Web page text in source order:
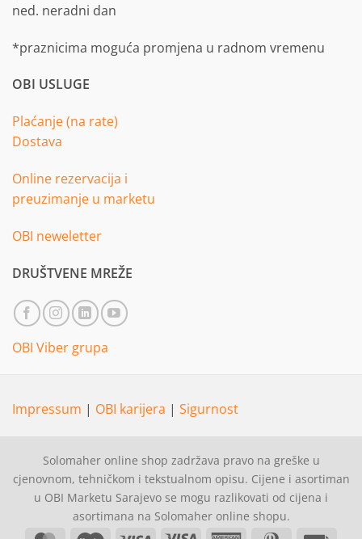
ned. neradni dan
*praznicima moguća promjena u radnom vremenu
OBI USLUGE
Plaćanje (na rate)
Dostava
Online rezervacija i
preuzimanje u marketu
OBI neweletter
DRUŠTVENE MREŽE
OBI Viber grupa
Impressum | OBI karijera | Sigurnost
Solomaher online shop zadržava pravo na greške u
cjenovnom, tehničkom i tekstualnom opisu. Cijene i asortiman
u OBI Marketu Sarajevo se mogu razlikovati od cijena i
asortimana na Solomaher online shopu.